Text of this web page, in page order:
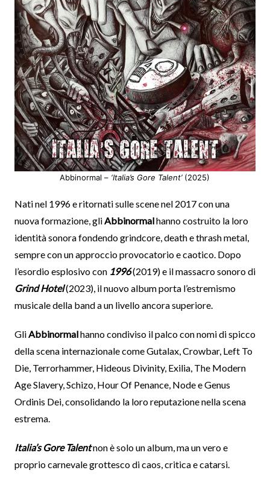
Abbinormal – ‘Italia’s Gore Talent’(2025)
Nati nel 1996 e ritornati sulle scene nel 2017 con una
nuova formazione, gli Abbinormalhanno costruito la loro
identità sonora fondendo grindcore, death e thrash metal,
sempre con un approccio provocatorio e caotico. Dopo
l’esordio esplosivo con 1996(2019) e il massacro sonoro di
Grind Hotel(2023), il nuovo album porta l’estremismo
musicale della band a un livello ancora superiore.
Gli Abbinormalhanno condiviso il palco con nomi di spicco
della scena internazionale come Gutalax, Crowbar, Left To
Die, Terrorhammer, Hideous Divinity, Exilia, The Modern
Age Slavery, Schizo, Hour Of Penance, Node e Genus
Ordinis Dei, consolidando la loro reputazione nella scena
estrema.
Italia’s Gore Talentnon è solo un album, ma un vero e
proprio carnevale grottesco di caos, critica e catarsi.